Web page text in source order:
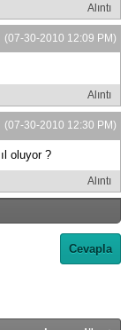
Alıntı
(07-30-2010 12:09 PM)
Alıntı
(07-30-2010 12:30 PM)
oluyor ?
Alıntı
Cevapla